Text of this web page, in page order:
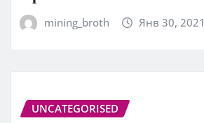
mining_broth Янв 30, 2021
UNCATEGORISED